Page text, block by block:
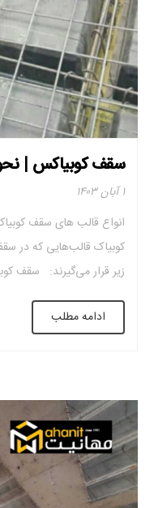
سقف کوبیاکس |
۱ آبان ۱۴۰۳
انواع قالب های سقف
کوبیاک قالب‌هایی که در
زیر قرار می‌گیرند: سقف
سقف‌های رایجی است که با
ساختمان‌های زیادی
ادامه مطلب